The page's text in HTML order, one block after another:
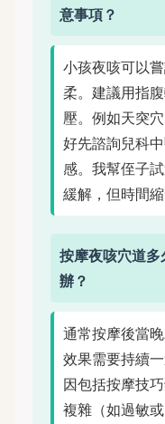
意事項？
小孩夜咳可以
柔。建議用指
壓。例如天突
好先諮詢兒科
感。我幫侄子
緩解，但時間
按摩夜咳穴道
辦？
通常按摩後當
效果需要持續
因包括按摩技
複雜（如過敏